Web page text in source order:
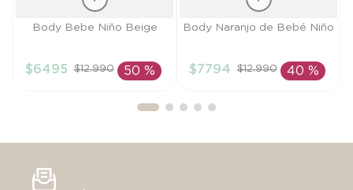
Talla
AÑADIR AL
Body Bebe Niño Beige
$6495 $12.990 50 %
Talla
AÑADIR AL
Body Naranjo de Bebé Niño
$7794 $12.990 40 %